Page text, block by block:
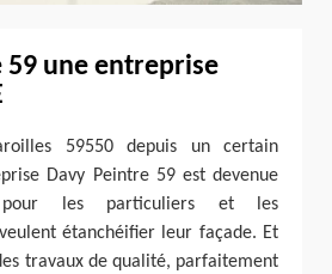
59 une entreprise
59550 depuis un certain
Davy Peintre 59 est devenue
les particuliers et les
étanchéifier leur façade. Et
travaux de qualité, parfaitement